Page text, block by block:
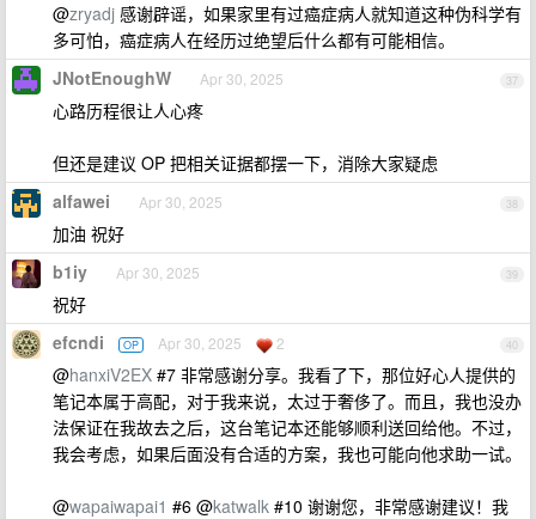
@zryadj 感谢辟谣，如果家里有过癌症病人就知道这种伪科学有
多可怕，癌症病人在经历过绝望后什么都有可能相信。
37
JNotEnoughW Apr 30, 2025
心路历程很让人心疼
但还是建议 OP 把相关证据都摆一下，消除大家疑虑
38
alfawei Apr 30, 2025
加油 祝好
39
b1iy Apr 30, 2025
祝好
40
efcndi OP Apr 30, 2025 2
@hanxiV2EX #7 非常感谢分享。我看了下，那位好心人提供的
笔记本属于高配，对于我来说，太过于奢侈了。而且，我也没办
法保证在我故去之后，这台笔记本还能够顺利送回给他。不过，
我会考虑，如果后面没有合适的方案，我也可能向他求助一试。
@wapaiwapai1 #6 @katwalk #10 谢谢您，非常感谢建议！我